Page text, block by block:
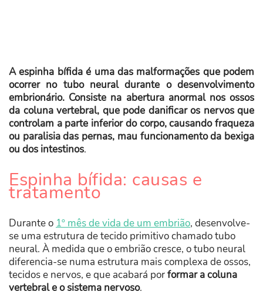
A espinha bífida é uma das malformações que podem
ocorrer no tubo neural durante o desenvolvimento
embrionário. Consiste na abertura anormal nos ossos
da coluna vertebral, que pode danificar os nervos que
controlam a parte inferior do corpo, causando fraqueza
ou paralisia das pernas, mau funcionamento da bexiga
ou dos intestinos.
Espinha bífida: causas e
tratamento
Durante o 1º mês de vida de um embrião, desenvolve-
se uma estrutura de tecido primitivo chamado tubo
neural. À medida que o embrião cresce, o tubo neural
diferencia-se numa estrutura mais complexa de ossos,
tecidos e nervos, e que acabará porformar a coluna
vertebral e o sistema nervoso.